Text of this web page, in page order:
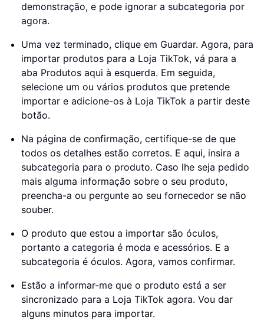
demonstração, e pode ignorar a subcategoria por
agora.
Uma vez terminado, clique em Guardar. Agora, para
importar produtos para a Loja TikTok, vá para a
aba Produtos aqui à esquerda. Em seguida,
selecione um ou vários produtos que pretende
importar e adicione-os à Loja TikTok a partir deste
botão.
Na página de confirmação, certifique-se de que
todos os detalhes estão corretos. E aqui, insira a
subcategoria para o produto. Caso lhe seja pedido
mais alguma informação sobre o seu produto,
preencha-a ou pergunte ao seu fornecedor se não
souber.
O produto que estou a importar são óculos,
portanto a categoria é moda e acessórios. E a
subcategoria é óculos. Agora, vamos confirmar.
Estão a informar-me que o produto está a ser
sincronizado para a Loja TikTok agora. Vou dar
alguns minutos para importar.